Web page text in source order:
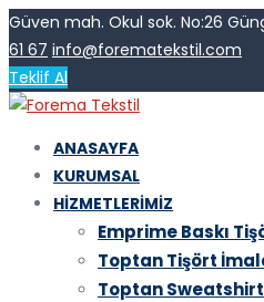
Güven mah. Okul sok. No:26
61 67 info@forematekstil.com
Teklif Al
ANASAYFA
KURUMSAL
HIZMETLERIMIZ
Emprime Baskı
Toptan Tişört
Toptan